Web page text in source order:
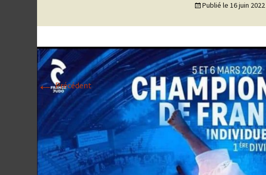
Historique 2018/2019
Historique 2017-2018
Historique 2016-2017
Historique 2015-2016
Publié le 16 juin 2022
←Précédent